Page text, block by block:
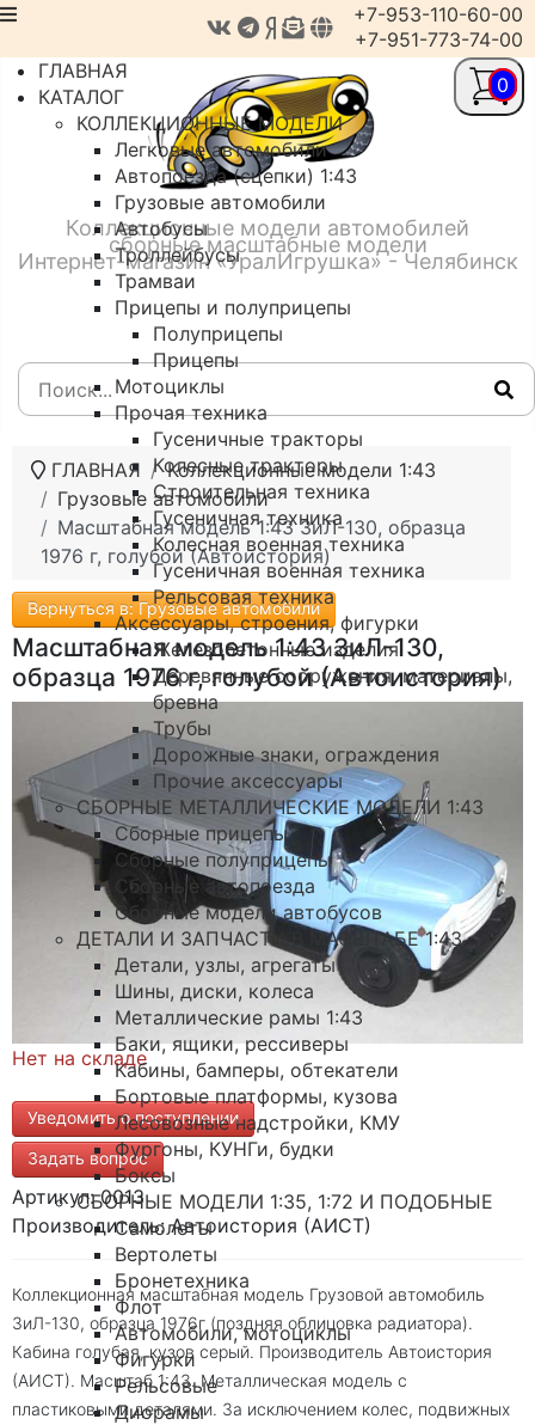
Коллекционные модели автомобилей
сборные масштабные модели
Интернет-магазин «УралИгрушка» - Челябинск
+7-953-110-60-00
+7-951-773-74-00
ГЛАВНАЯ
КАТАЛОГ
КОЛЛЕКЦИОННЫЕ МОДЕЛИ
Легковые автомобили
Автопоезда (сцепки) 1:43
Грузовые автомобили
Автобусы
Троллейбусы
Трамваи
Прицепы и полуприцепы
Полуприцепы
Прицепы
Мотоциклы
Прочая техника
Гусеничные тракторы
Колесные тракторы
Строительная техника
Гусеничная техника
Колесная военная техника
Гусеничная военная техника
Рельсовая техника
Аксессуары, строения, фигурки
Железобетонные изделия
Деревянные сооружения, материалы,
бревна
Трубы
Дорожные знаки, ограждения
Прочие аксессуары
СБОРНЫЕ МЕТАЛЛИЧЕСКИЕ МОДЕЛИ 1:43
Сборные прицепы
Сборные полуприцепы
Сборные автопоезда
Сборные модели автобусов
ДЕТАЛИ И ЗАПЧАСТИ В МАСШТАБЕ 1:43
Детали, узлы, агрегаты
Шины, диски, колеса
Металлические рамы 1:43
Баки, ящики, рессиверы
Кабины, бамперы, обтекатели
Бортовые платформы, кузова
Лесовозные надстройки, КМУ
Фургоны, КУНГи, будки
Боксы
СБОРНЫЕ МОДЕЛИ 1:35, 1:72 И ПОДОБНЫЕ
Самолеты
Вертолеты
Бронетехника
Флот
Автомобили, мотоциклы
Фигурки
Рельсовые
Диорамы
ГЛАВНАЯ
Коллекционные модели 1:43
Грузовые автомобили
Масштабная модель 1:43 ЗиЛ-130, образца
1976 г, голубой (Автоистория)
Вернуться в: Грузовые автомобили
Масштабная модель 1:43 ЗиЛ-130,
образца 1976 г, голубой (Автоистория)
Нет на складе
Уведомить о поступлении
Задать вопрос
Артикул: 0013
Производитель: Автоистория (АИСТ)
Коллекционная масштабная модель Грузовой автомобиль
ЗиЛ-130, образца 1976г (поздняя облицовка радиатора).
Кабина голубая, кузов серый. Производитель Автоистория
(АИСТ). Масштаб 1:43. Металлическая модель с
пластиковыми деталями. За исключением колес, подвижных
0